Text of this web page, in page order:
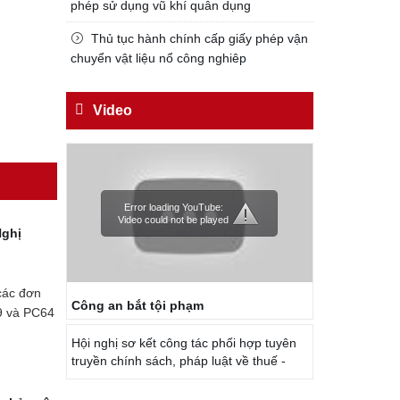
đơn
và PC64
phép sử dụng vũ khí quân dụng
Thủ tục hành chính cấp giấy phép vận
chuyển vật liệu nổ công nghiêp
Video
Error loading YouTube:
Video could not be played
Công an bắt tội phạm
Hội nghị sơ kết công tác phối hợp tuyên
truyền chính sách, pháp luật về thuế -